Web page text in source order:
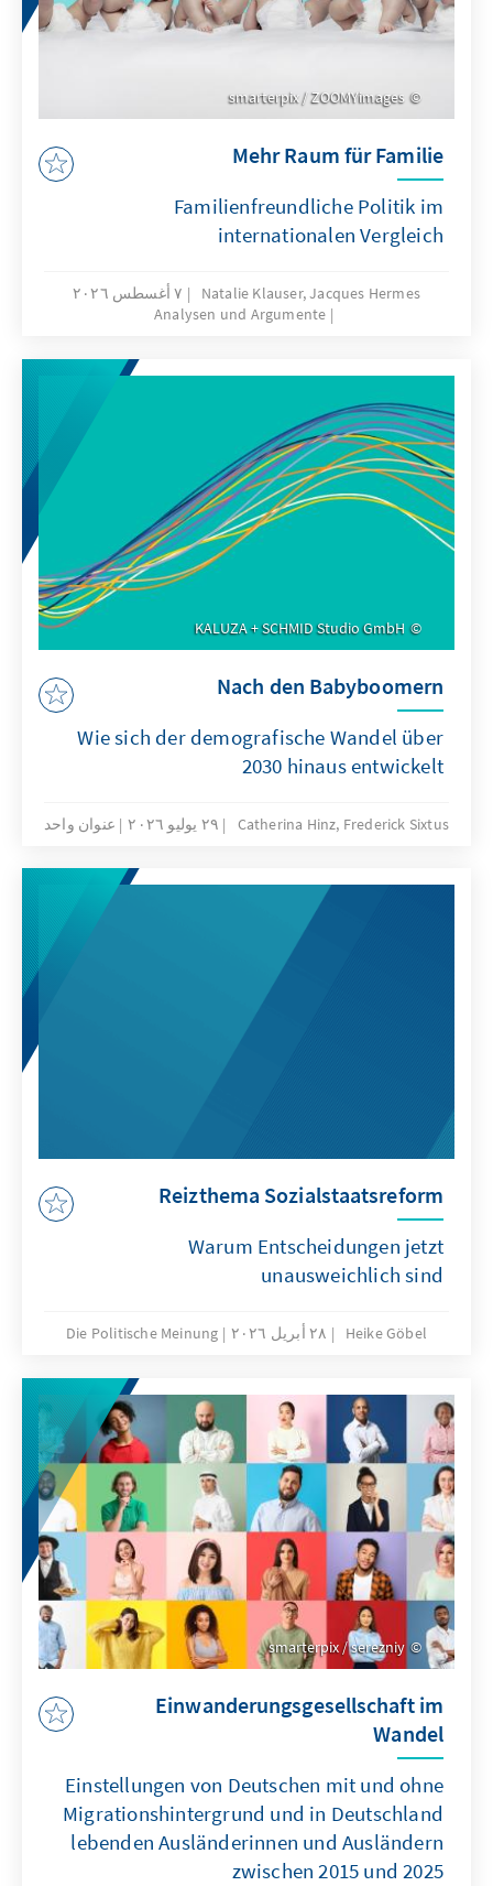
Mehr Raum für Familie
Familienfreundliche Politik im
internationalen Vergleich
Natalie Klauser, Jacques Hermes
٧ أغسطس ٢٠٢٦
Analysen und Argumente
Nach den Babyboomern
Wie sich der demografische Wandel über
2030 hinaus entwickelt
Catherina Hinz, Frederick Sixtus ٢٩ يوليو ٢٠٢٦ عنوان واحد
Reizthema Sozialstaatsreform
Warum Entscheidungen jetzt
unausweichlich sind
Heike Göbel ٢٨ أبريل ٢٠٢٦ Die Politische Meinung
Einwanderungsgesellschaft im
Wandel
Einstellungen von Deutschen mit und ohne
Migrationshintergrund und in Deutschland
lebenden Ausländerinnen und Ausländern
zwischen 2015 und 2025